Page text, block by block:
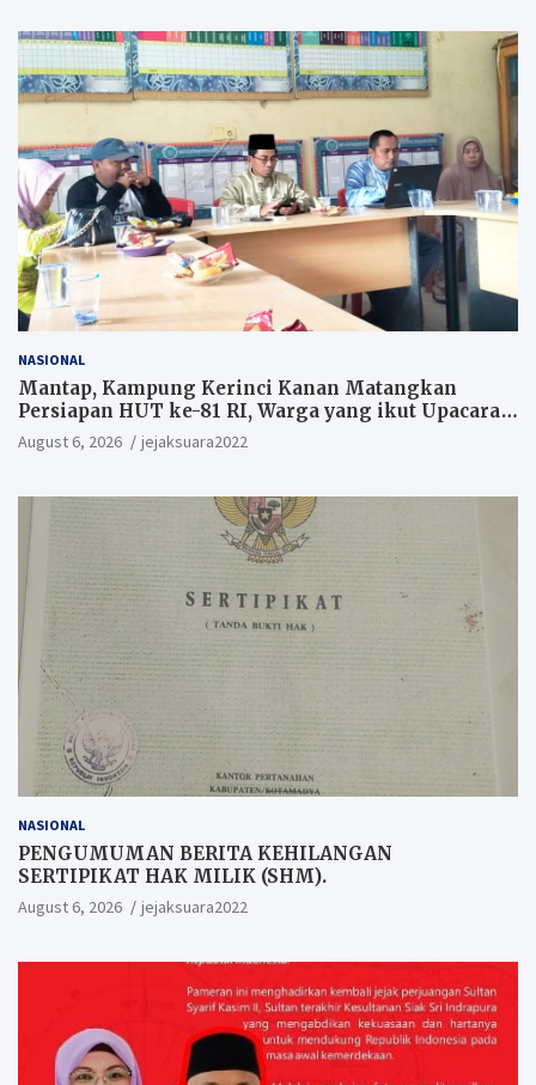
NASIONAL
Mantap, Kampung Kerinci Kanan Matangkan
Persiapan HUT ke-81 RI, Warga yang ikut Upacara
Berkesempatan Raih Hadiah
August 6, 2026 jejaksuara2022
NASIONAL
PENGUMUMAN BERITA KEHILANGAN
SERTIPIKAT HAK MILIK (SHM).
August 6, 2026 jejaksuara2022